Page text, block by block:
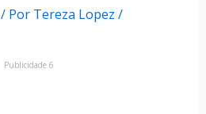
/ Por Tereza Lopez /
Publicidade 6